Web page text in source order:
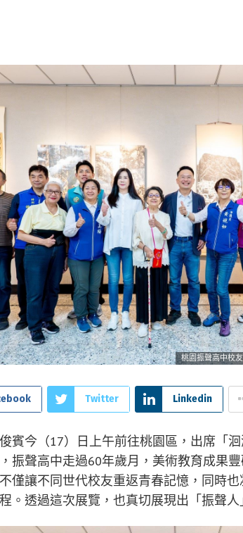
桃園振聲高中校
Twitter Linkedin
賓今（17）日上午前往桃園區，出席「
振聲高中走過60年歲月，美術教育成果
僅讓不同世代校友重返青春記憶，同時
。透過這次展覽，也真切展現出「振聲